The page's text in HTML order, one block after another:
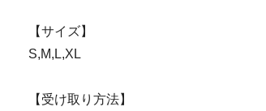
【サイズ】
S,M,L,XL
【受け取り方法】